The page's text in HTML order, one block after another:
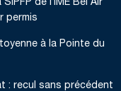
de l’IME Bel Air
permis
à la Pointe du
: recul sans précédent